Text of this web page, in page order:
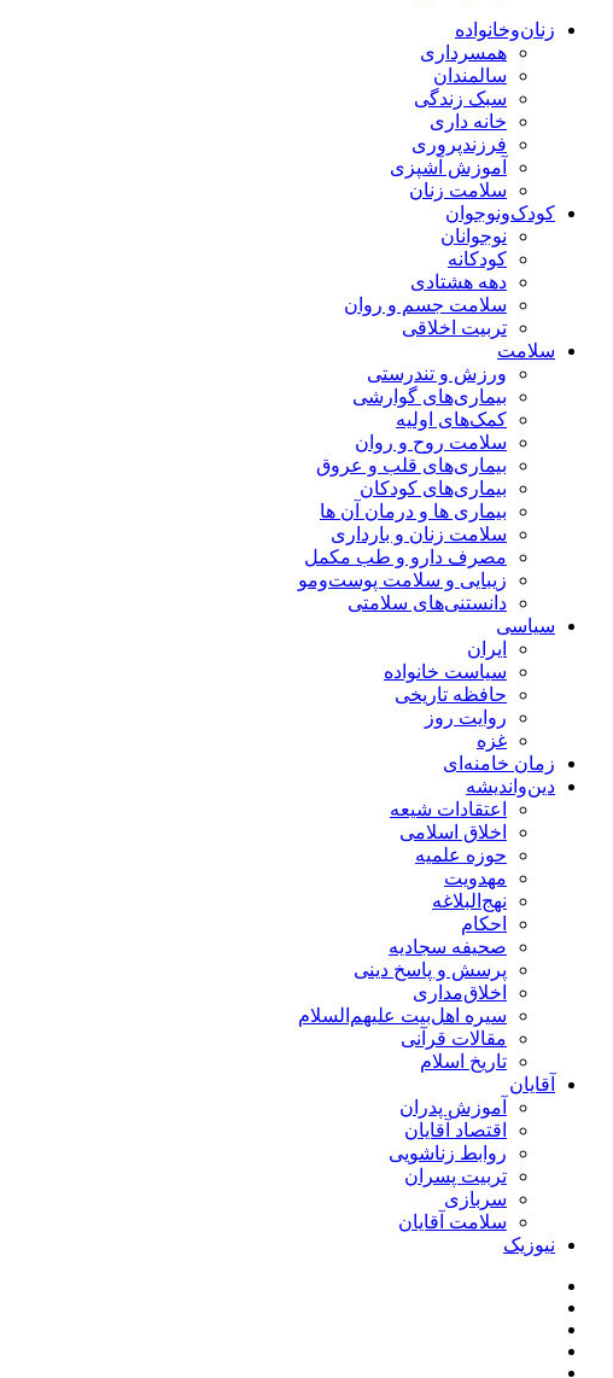
زنان‌وخانواده
همسرداری
سالمندان
سبک زندگی
خانه داری
فرزندپروری
آموزش آشپزی
سلامت زنان
کودک‌ونوجوان
نوجوانان
کودکانه
دهه هشتادی
سلامت جسم و روان
تربیت اخلاقی
سلامت
ورزش و تندرستی
بیماری‌های گوارشی
کمک‌های اولیه
سلامت روح و روان
بیماری‌های قلب و عروق
بیماری‌های کودکان
بیماری ها و درمان آن ها
سلامت زنان و بارداری
مصرف دارو و طب مکمل
زیبایی و سلامت پوست‌ومو
دانستنی‌های سلامتی
سیاسی
ایران
سیاست خانواده
حافظه تاریخی
روایت روز
غزه
زمان خامنه‌ای
دین‌واندیشه
اعتقادات شیعه
اخلاق اسلامی
حوزه علمیه
مهدویت
نهج‌البلاغه
احکام
صحیفه سجادیه
پرسش و پاسخ دینی
اخلاق‌مداری
سیره اهل‌بیت علیهم‌السلام
مقالات قرآنی
تاریخ اسلام
آقایان
آموزش پدران
اقتصاد آقایان
روابط زناشویی
تربیت پسران
سربازی
سلامت آقایان
نیوزیک